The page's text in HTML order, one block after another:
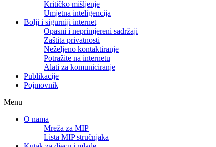
Kritičko mišljenje
Umjetna inteligencija
Bolji i sigurniji internet
Opasni i neprimjereni sadržaji
Zaštita privatnosti
Neželjeno kontaktiranje
Potražite na internetu
Alati za komuniciranje
Publikacije
Pojmovnik
Menu
O nama
Mreža za MIP
Lista MIP stručnjaka